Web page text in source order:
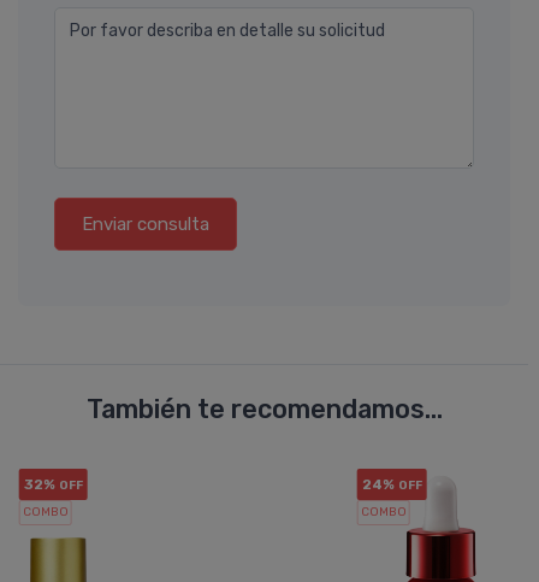
Por favor describa en detalle su solicitud
Enviar consulta
También te recomendamos...
32% OFF
COMBO
24% OFF
COMBO